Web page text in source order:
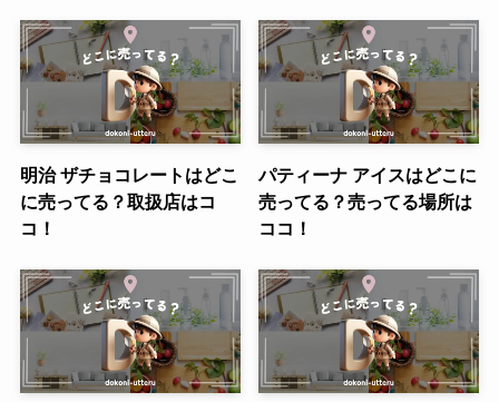
明治 ザチョコレートはどこ
に売ってる？取扱店はコ
コ！
パティーナ アイスはどこに
売ってる？売ってる場所は
ココ！